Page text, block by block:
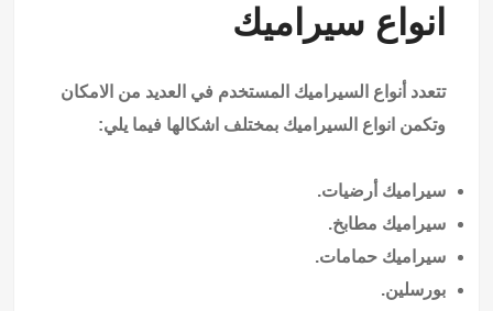
انواع سيراميك
تتعدد أنواع السيراميك المستخدم في العديد من الامكان
وتكمن انواع السيراميك بمختلف اشكالها فيما يلي:
سيراميك أرضيات.
سيراميك مطابخ.
سيراميك حمامات.
بورسلين.